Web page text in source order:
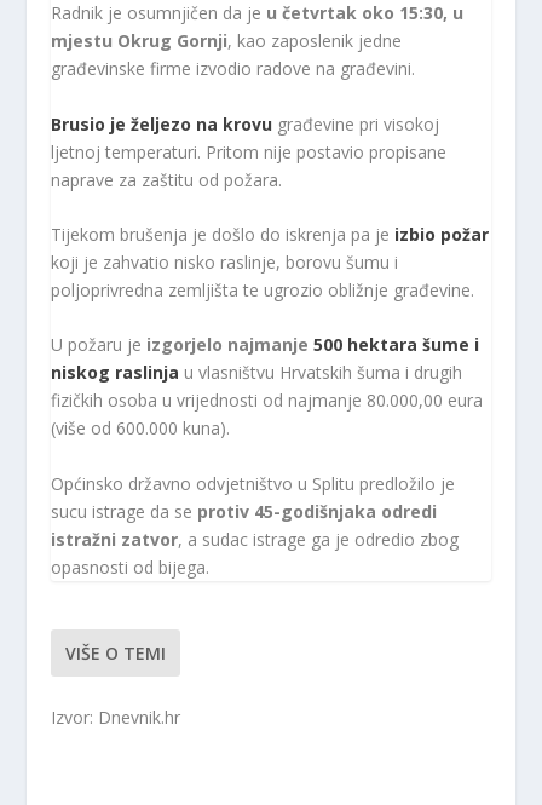
Radnik je osumnjičen da je u četvrtak oko 15:30, u
mjestu Okrug Gornji, kao zaposlenik jedne
građevinske firme izvodio radove na građevini.
Brusio je željezo na krovu građevine pri visokoj
ljetnoj temperaturi. Pritom nije postavio propisane
naprave za zaštitu od požara.
Tijekom brušenja je došlo do iskrenja pa je izbio požar
koji je zahvatio nisko raslinje, borovu šumu i
poljoprivredna zemljišta te ugrozio obližnje građevine.
U požaru je izgorjelo najmanje500 hektara šume i
niskog raslinja u vlasništvu Hrvatskih šuma i drugih
fizičkih osoba u vrijednosti od najmanje 80.000,00 eura
(više od 600.000 kuna).
Općinsko državno odvjetništvo u Splitu predložilo je
sucu istrage da se protiv 45-godišnjaka odredi
istražni zatvor, a sudac istrage ga je odredio zbog
opasnosti od bijega.
VIŠE O TEMI
Izvor: Dnevnik.hr